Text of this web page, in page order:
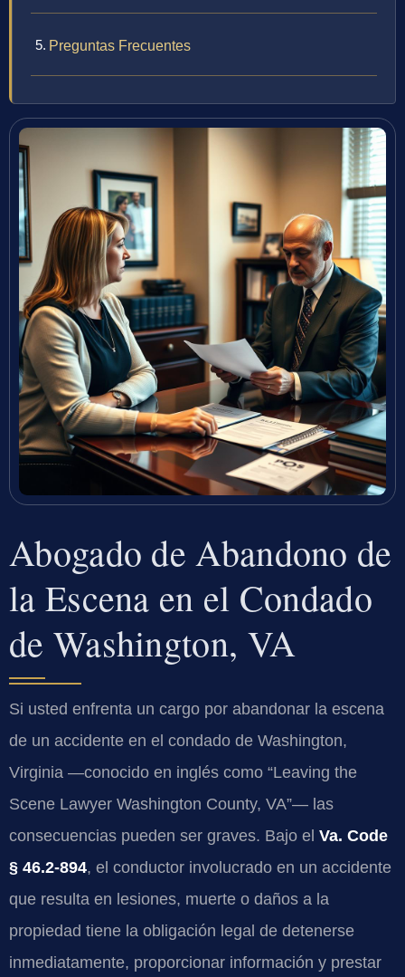
Preguntas Frecuentes
Abogado de Abandono de
la Escena en el Condado
de Washington, VA
Si usted enfrenta un cargo por abandonar la escena
de un accidente en el condado de Washington,
Virginia —conocido en inglés como “Leaving the
Scene Lawyer Washington County, VA”— las
consecuencias pueden ser graves. Bajo el Va. Code
§ 46.2-894, el conductor involucrado en un accidente
que resulta en lesiones, muerte o daños a la
propiedad tiene la obligación legal de detenerse
inmediatamente, proporcionar información y prestar